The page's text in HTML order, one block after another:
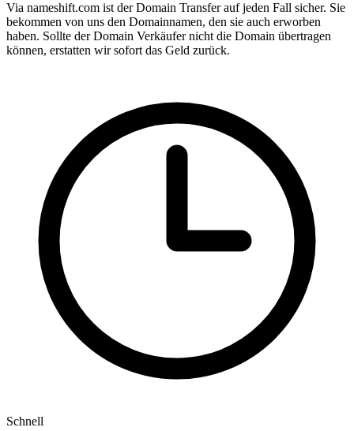
Via nameshift.com ist der Domain Transfer auf jeden Fall sicher. Sie
bekommen von uns den Domainnamen, den sie auch erworben
haben. Sollte der Domain Verkäufer nicht die Domain übertragen
können, erstatten wir sofort das Geld zurück.
Schnell